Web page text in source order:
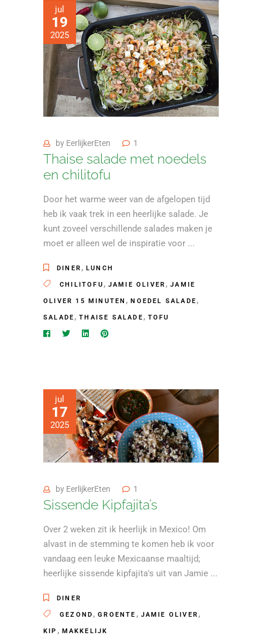
jul
19
2025
by EerlijkerEten 1
Thaise salade met noedels
en chilitofu
Door het warme weer van de afgelopen tijd
heb ik vaak trek in een heerlijke salade. Je
kunt zoveel verschillende salades maken je
moet er alleen wel de inspiratie voor
DINER , LUNCH
CHILITOFU , JAMIE OLIVER ,JAMIE
OLIVER 15 MINUTEN ,NOEDEL SALADE ,
SALADE ,THAISE SALADE , TOFU
jul
17
2025
by EerlijkerEten 1
Sissende Kipfajita’s
Over 2 weken zit ik heerlijk in Mexico! Om
alvast in de stemming te komen heb ik voor
vandaag een leuke Mexicaanse maaltijd;
heerlijke sissende kipfajita's uit van Jamie
DINER
GEZOND ,GROENTE , JAMIE OLIVER ,
KIP , MAKKELIJK